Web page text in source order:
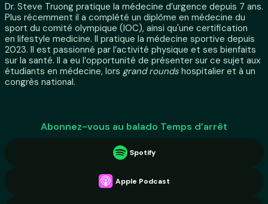
Dr. Steve Truong pratique la médecine d’urgence depuis 7 ans.
Plus récemment il a complété un diplôme en médecine du
sport du comité olympique (IOC), ainsi qu'une certification
en lifestyle medicine. Il pratique la médecine sportive depuis
2023. Il est passionné par l’activité physique et ses bienfaits
sur la santé. Il a eu l’opportunité de présenter sur ce sujet aux
étudiants en médecine, lors grand roundshospitalier et à un
congrès national.
Abonnez-vous au balado Temps d’arrêt
Spotify
Apple Podcast